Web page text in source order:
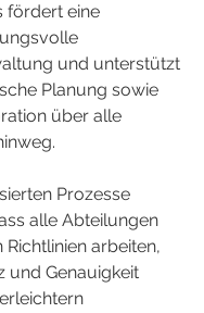
fördert eine
und unterstützt
Planung sowie
über alle
Prozesse
alle Abteilungen
arbeiten,
und Genauigkeit